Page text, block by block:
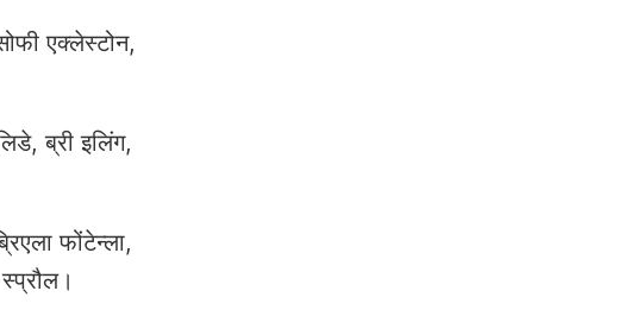
एक्लेस्टोन,
ब्री इलिंग,
फोंटेन्ला,